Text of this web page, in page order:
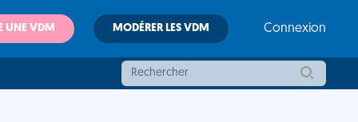
UNE VDM MODÉRER LES VDM Connexion